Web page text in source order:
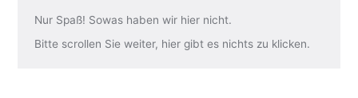
Nur Spaß! Sowas haben wir hier nicht.
Bitte scrollen Sie weiter, hier gibt es nichts zu klicken.